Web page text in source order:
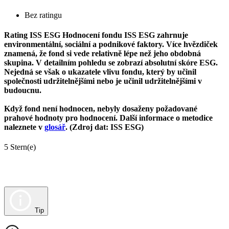
Bez ratingu
Rating ISS ESG Hodnocení fondu ISS ESG zahrnuje
environmentální, sociální a podnikové faktory. Více hvězdiček
znamená, že fond si vede relativně lépe než jeho obdobná
skupina. V detailním pohledu se zobrazí absolutní skóre ESG.
Nejedná se však o ukazatele vlivu fondu, který by učinil
společnosti udržitelnějšími nebo je učinil udržitelnějšími v
budoucnu.
Když fond není hodnocen, nebyly dosaženy požadované
prahové hodnoty pro hodnocení. Další informace o metodice
naleznete v glosář. (Zdroj dat: ISS ESG)
5 Stern(e)
Tip